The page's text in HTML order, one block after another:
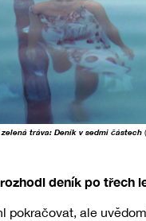
tráva: Deník v sedmi částech
deník po třech
pokračovat, ale